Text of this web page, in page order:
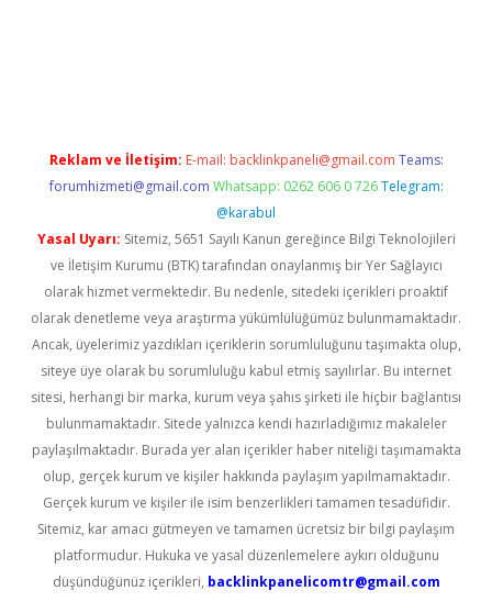
Reklam ve İletişim: E-mail: backlinkpaneli@gmail.com Teams:
forumhizmeti@gmail.com Whatsapp: 0262 606 0 726 Telegram:
@karabul
Yasal Uyarı: Sitemiz, 5651 Sayılı Kanun gereğince Bilgi Teknolojileri
ve İletişim Kurumu (BTK) tarafından onaylanmış bir Yer Sağlayıcı
olarak hizmet vermektedir. Bu nedenle, sitedeki içerikleri proaktif
olarak denetleme veya araştırma yükümlülüğümüz bulunmamaktadır.
Ancak, üyelerimiz yazdıkları içeriklerin sorumluluğunu taşımakta olup,
siteye üye olarak bu sorumluluğu kabul etmiş sayılırlar. Bu internet
sitesi, herhangi bir marka, kurum veya şahıs şirketi ile hiçbir bağlantısı
bulunmamaktadır. Sitede yalnızca kendi hazırladığımız makaleler
paylaşılmaktadır. Burada yer alan içerikler haber niteliği taşımamakta
olup, gerçek kurum ve kişiler hakkında paylaşım yapılmamaktadır.
Gerçek kurum ve kişiler ile isim benzerlikleri tamamen tesadüfidir.
Sitemiz, kar amacı gütmeyen ve tamamen ücretsiz bir bilgi paylaşım
platformudur. Hukuka ve yasal düzenlemelere aykırı olduğunu
düşündüğünüz içerikleri, backlinkpanelicomtr@gmail.com